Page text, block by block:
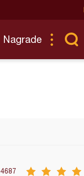
Nagrade
4687